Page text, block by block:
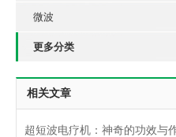
微波
更多分类
相关文章